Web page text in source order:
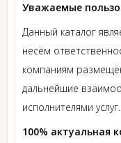
Уважаемые
Данный каталог
несём
компаниям
дальнейшие
исполнителями услуг.
100% актуальная